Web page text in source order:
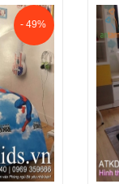
- 49%